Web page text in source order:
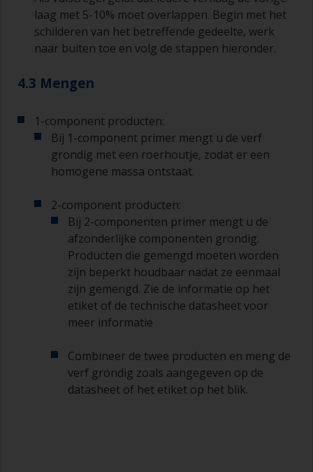
laag met 5-10% moet overlappen. Begin met het
schilderen van het betreffende gedeelte, werk
naar buiten toe en volg de stappen hieronder.
4.3 Mengen
1-component producten:
Bij 1-component primer mengt u de verf
grondig met een roerhoutje, zodat er een
homogene massa ontstaat.
2-component producten:
Bij 2-componenten primer mengt u de
afzonderlijke componenten grondig.
Producten die gemengd moeten worden
zijn beperkt houdbaar nadat ze eenmaal
zijn gemengd. Zie de informatie op het
etiket of de technische datasheet voor
meer informatie
Combineer de twee producten en meng de
verf grondig zoals aangegeven op de
datasheet of het etiket op het blik.